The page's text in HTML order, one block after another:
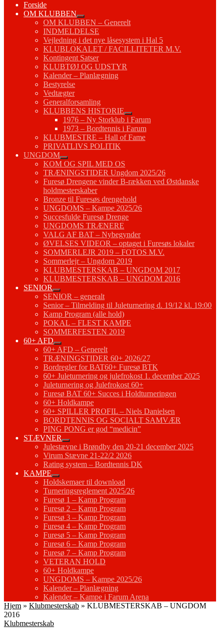
Forside
OM KLUBBEN
OM KLUBBEN – Generelt
INDMELDELSE
Vejledning i det nye låsesystem i Hal 5
KLUBLOKALET / FACILLITETER M.V.
Kontingent Satser
KLUBTØJ OG UDSTYR
Kalender – Planlægning
Bestyrelse
Vedtægter
Generalforsamling
KLUBBENS HISTORIE
1976 – Ny Storklub i Farum
1973 – Bordtennis i Farum
KLUBMESTRE – Hall of Fame
PRIVATLIVS POLITIK
UNGDOM
KOM OG SPIL MED OS
TRÆNINGSTIDER Ungdom 2025/26
Furesø Drengene vinder B-rækken ved Østdanske
holdmesterskaber
Bronze til Furesøs drengehold
UNGDOMS – Kampe 2025/26
Succesfulde Furesø Drenge
UNGDOMS TRÆNERE
VALG AF BAT – Nybegynder
ØVELSES VIDEOR – optaget i Furesøs lokaler
SOMMERLEJR 2019 – FOTOS M.V.
Sommerlejr – Ungdom 2019
KLUBMESTERSKAB – UNGDOM 2017
KLUBMESTERSKAB – UNGDOM 2016
SENIOR
SENIOR – generalt
Senior – Tilmelding til Juleturnering d. 19/12 kl. 19:00
Kamp Program (alle hold)
POKAL – FLEST KAMPE
SOMMERFESTEN 2019
60+ AFD
60+ AFD – Generelt
TRÆNINGSTIDER 60+ 2026/27
Bordregler for BAT60+ Furesø BTK
60+ Juleturnering og julefrokost 1. december 2025
Juleturnering og Julefrokost 60+
Furesø BAT 60+ Succes i Holdturneringen
60+ Holdkampe
60+ SPILLER PROFIL – Niels Danielsen
BORDTENNIS OG SOCIALT SAMVÆR
PING PONG er god “medicin”
STÆVNER
Julestævne i Brøndby den 20-21 december 2025
Virum Stævne 21-22/2 2026
Rating system – Bordtennis DK
KAMPE
Holdskemaer til download
Turneringsreglement 2025/26
Furesø 1 – Kamp Program
Furesø 2 – Kamp Program
Furesø 3 – Kamp Program
Furesø 4 – Kamp Program
Furesø 5 – Kamp Program
Furesø 6 – Kamp Program
Furesø 7 – Kamp Program
VETERAN HOLD
60+ Holdkampe
UNGDOMS – Kampe 2025/26
Kalender – Planlægning
Kalender – Kampe i Farum Arena
Hjem » Klubmesterskab » KLUBMESTERSKAB – UNGDOM
2016
Klubmesterskab